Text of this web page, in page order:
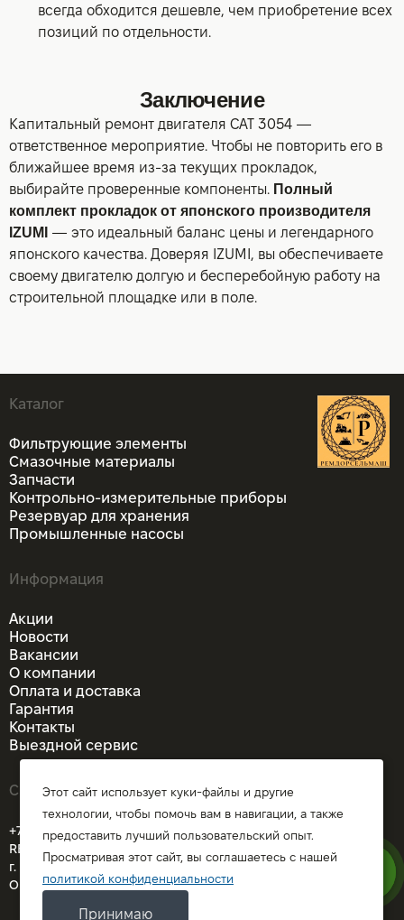
всегда обходится дешевле, чем приобретение всех
позиций по отдельности.
Заключение
Капитальный ремонт двигателя CAT 3054 —
ответственное мероприятие. Чтобы не повторить его в
ближайшее время из-за текущих прокладок,
выбирайте проверенные компоненты. Полный
комплект прокладок от японского производителя
IZUMI
— это идеальный баланс цены и легендарного
японского качества. Доверяя IZUMI, вы обеспечиваете
своему двигателю долгую и бесперебойную работу на
строительной площадке или в поле.
Каталог
Фильтрующие элементы
Смазочные материалы
Запчасти
Контрольно-измерительные приборы
Резервуар для хранения
Промышленные насосы
Информация
Акции
Новости
Вакансии
О компании
Оплата и доставка
Гарантия
Контакты
Выездной сервис
Связаться
+7 (926)205-74-55
REMDORSELMASH@yandex.ru
г. Москва
ОГРН 1025700767586
Этот сайт использует куки-файлы и другие
технологии, чтобы помочь вам в навигации, а также
предоставить лучший пользовательский опыт.
Просматривая этот сайт, вы соглашаетесь с нашей
политикой конфиденциальности
Принимаю